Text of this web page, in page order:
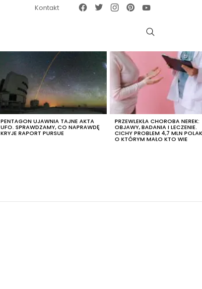
Kontakt Facebook
TwitterInstagram
PENTAGON UJAWNIA TAJNE AKTA
UFO. SPRAWDZAMY, CO NAPRAWDĘ
KRYJE RAPORT PURSUE
PRZEWLEKŁA CHOROBA NEREK:
OBJAWY, BADANIA I LECZENIE.
CICHY PROBLEM 4,7 MLN
O KTÓRYM MAŁO KTO WIE